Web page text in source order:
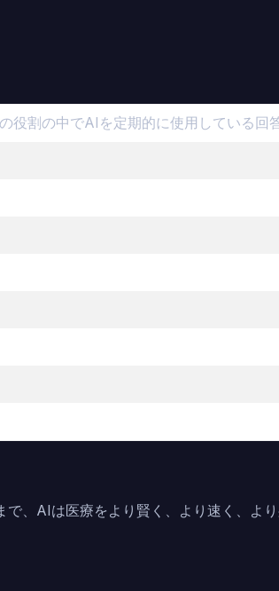
役割の中でAIを定期的に使用している回
、AIは医療をより賢く、より速く、よ